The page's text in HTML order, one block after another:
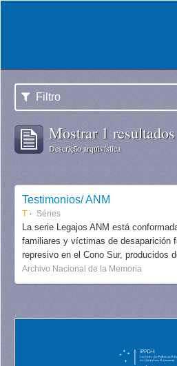
Filtro
Mostrar 1 resultados
Descrição arquivística
Testimonios/ ANM
T Séries
La serie Legajos ANM está
familiares y víctimas de desaparición
represivo en el Cono Sur, producidos
Archivo Nacional de la Memoria